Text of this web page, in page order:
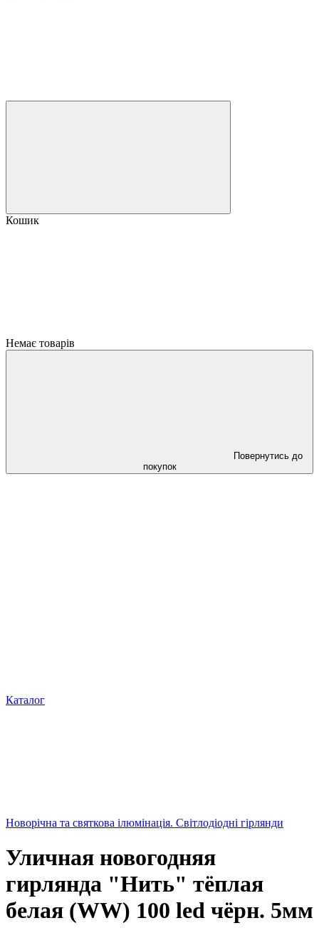
Кошик
Немає товарів
Повернутись до
покупок
Каталог
Новорічна та святкова ілюмінація. Світлодіодні гірлянди
Уличная новогодняя
гирлянда "Нить" тёплая
белая (WW) 100 led чёрн. 5мм